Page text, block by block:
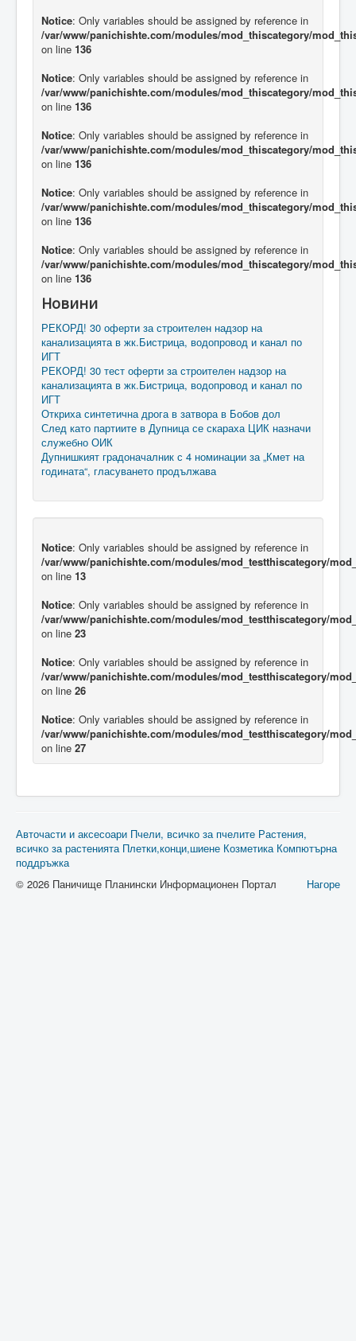
Notice: Only variables should be assigned by reference in
/var/www/panichishte.com/modules/mod_thiscategory/
on line 136
Notice: Only variables should be assigned by reference in
/var/www/panichishte.com/modules/mod_thiscategory/
on line 136
Notice: Only variables should be assigned by reference in
/var/www/panichishte.com/modules/mod_thiscategory/
on line 136
Notice: Only variables should be assigned by reference in
/var/www/panichishte.com/modules/mod_thiscategory/
on line 136
Notice: Only variables should be assigned by reference in
/var/www/panichishte.com/modules/mod_thiscategory/
on line 136
Новини
РЕКОРД! 30 оферти за строителен надзор на
канализацията в жк.Бистрица, водопровод и канал по
ИГТ
РЕКОРД! 30 тест оферти за строителен надзор на
канализацията в жк.Бистрица, водопровод и канал по
ИГТ
Откриха синтетична дрога в затвора в Бобов дол
След като партиите в Дупница се скараха ЦИК назначи
служебно ОИК
Дупнишкият градоначалник с 4 номинации за „Кмет на
годината“, гласуването продължава
Notice: Only variables should be assigned by reference in
/var/www/panichishte.com/modules/mod_testthiscategory/
on line 13
Notice: Only variables should be assigned by reference in
/var/www/panichishte.com/modules/mod_testthiscategory/
on line 23
Notice: Only variables should be assigned by reference in
/var/www/panichishte.com/modules/mod_testthiscategory/
on line 26
Notice: Only variables should be assigned by reference in
/var/www/panichishte.com/modules/mod_testthiscategory/
on line 27
Авточасти и аксесоари Пчели, всичко за пчелите Растения,
всичко за растенията Плетки,конци,шиене Козметика Компютърна
поддръжка
Нагоре
© 2026 Паничище Планински Информационен Портал